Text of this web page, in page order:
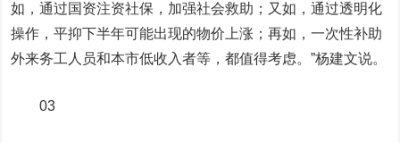
如，通过国资注资社保，加强社会救助；又如，通过透明化
操作，平抑下半年可能出现的物价上涨；再如，一次性补助
外来务工人员和本市低收入者等，都值得考虑。”杨建文说。
03